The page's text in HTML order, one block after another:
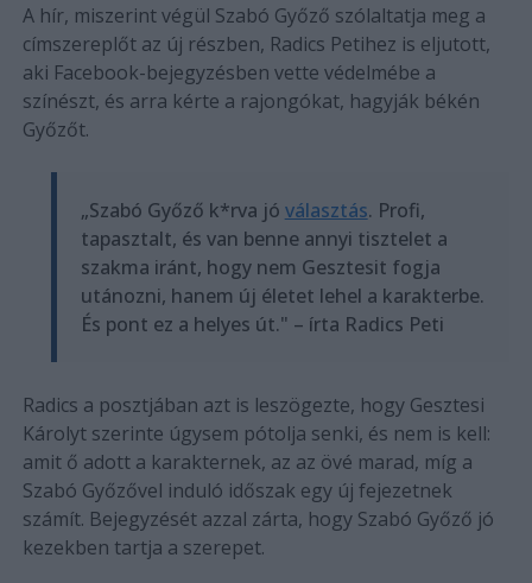
A hír, miszerint végül Szabó Győző szólaltatja meg a
címszereplőt az új részben, Radics Petihez is eljutott,
aki Facebook-bejegyzésben vette védelmébe a
színészt, és arra kérte a rajongókat, hagyják békén
Győzőt.
„Szabó Győző k*rva jó választás. Profi,
tapasztalt, és van benne annyi tisztelet a
szakma iránt, hogy nem Gesztesit fogja
utánozni, hanem új életet lehel a karakterbe.
És pont ez a helyes út." – írta Radics Peti
Radics a posztjában azt is leszögezte, hogy Gesztesi
Károlyt szerinte úgysem pótolja senki, és nem is kell:
amit ő adott a karakternek, az az övé marad, míg a
Szabó Győzővel induló időszak egy új fejezetnek
számít. Bejegyzését azzal zárta, hogy Szabó Győző jó
kezekben tartja a szerepet.